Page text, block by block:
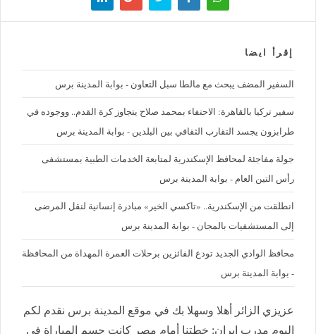
إقرأ ايضا
السفير المضف يبحث مع مالطا سبل التعاون - بوابة المدينة برس
سفير تركيا بالقاهرة: الاحتفاء بمحمد صلاح يتجاوز كرة القدم.. ووجوده في
طرابزون يجسد التقارب الثقافي بين البلدين - بوابة المدينة برس
جولة مفاجئة لمحافظ الإسكندرية لمتابعة الخدمات الطبية بمستشفى
رأس التين العام - بوابة المدينة برس
انطلقت من الإسكندرية.. «تاكسي الخير» مبادرة إنسانية لنقل المرضى
إلى المستشفيات بالمجان - بوابة المدينة برس
محافظ الوادي الجديد تودع الفائزين برحلات العمرة المهداة من المحافظة
- بوابة المدينة برس
عزيزي الزائر أهلا وسهلا بك في موقع المدينة برس نقدم لكم
اليوم مدرب إيران: خطتنا أمام مصر كانت حسم المباراة في